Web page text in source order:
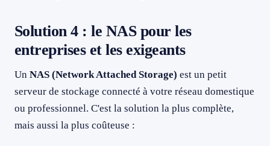
Solution 4 : le NAS pour les
entreprises et les exigeants
Un NAS (Network Attached Storage) est un petit
serveur de stockage connecté à votre réseau domestique
ou professionnel. C'est la solution la plus complète,
mais aussi la plus coûteuse :